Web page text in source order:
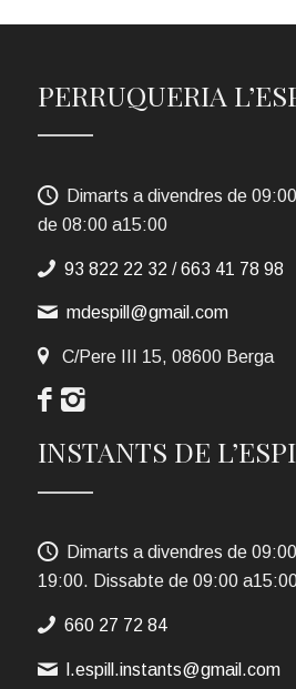
PERRUQUERIA
Dimarts a divendres de
de 08:00 a15:00
93 822 22 32 /663 41 78 98
mdespill@gmail.com
C/Pere III 15, 08600 Berga
INSTANTS DE
Dimarts a divendres de
19:00. Dissabte de 09:00
660 27 72 84
l.espill.instants@gmail.com